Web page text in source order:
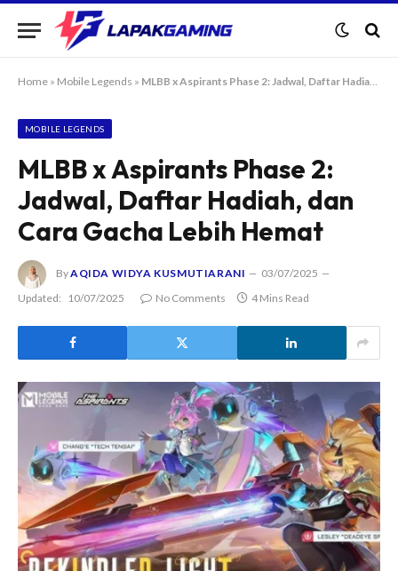
Home » Mobile Legends » MLBB x Aspirants Phase 2: Jadwal, Daftar Hadiah, dan Cara Gacha Lebih Hemat
MOBILE LEGENDS
MLBB x Aspirants Phase 2:
Jadwal, Daftar Hadiah, dan
Cara Gacha Lebih Hemat
ByAQIDA WIDYA KUSMUTIARANI
03/07/2025
Updated:
10/07/2025 No Comments 4 Mins Read